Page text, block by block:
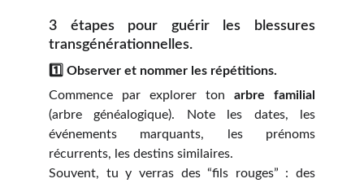
3 étapes pour guérir les blessures
transgénérationnelles.
1️⃣ Observer et nommer les répétitions.
Commence par explorer ton arbre familial
(arbre généalogique).
Note les dates, les
événements marquants, les prénoms
récurrents, les destins similaires.
Souvent, tu y verras des “fils rouges” : des